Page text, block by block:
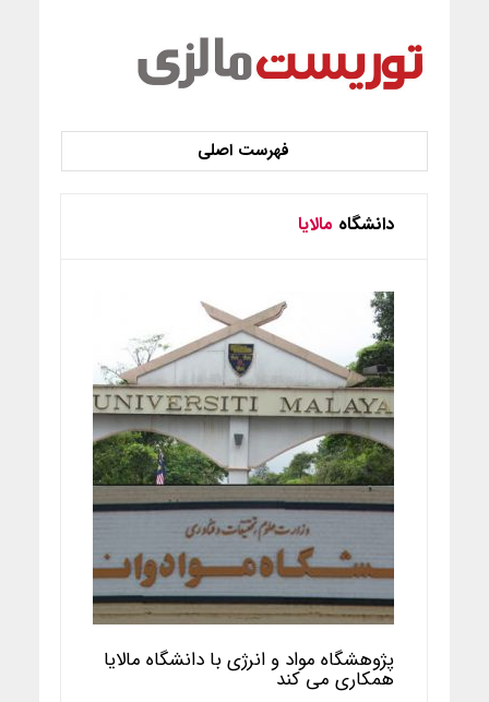
دانشگاه مالایا
پژوهشگاه مواد و انرژی با دانشگاه مالایا
همکاری می کند